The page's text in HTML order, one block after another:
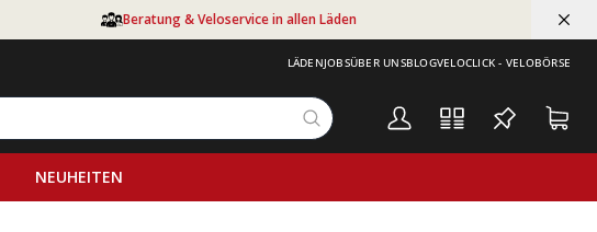
Beratung & Veloservice in allen Läden
LÄDENJOBSÜBER UNSBLOGVELOCLICK - VELOBÖRSE
NEUHEITEN